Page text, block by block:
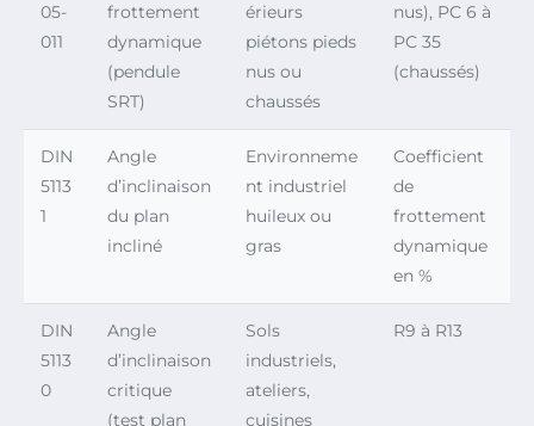
05-
011
frottement
dynamique
(pendule
SRT)
érieurs
piétons pieds
nus ou
chaussés
nus), PC 6 à
PC 35
(chaussés)
DIN
5113
1
Angle
d’inclinaison
du plan
incliné
Environneme
nt industriel
huileux ou
gras
Coefficient
de
frottement
dynamique
en %
DIN
5113
0
Angle
d’inclinaison
critique
(test plan
Sols
industriels,
ateliers,
cuisines
R9 à R13